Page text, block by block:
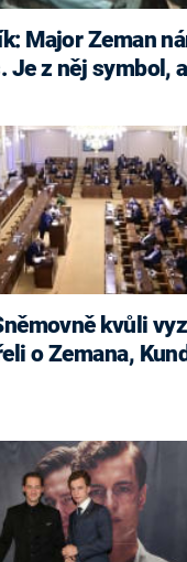
Major Zeman
Je z něj symbol,
o Zemana,